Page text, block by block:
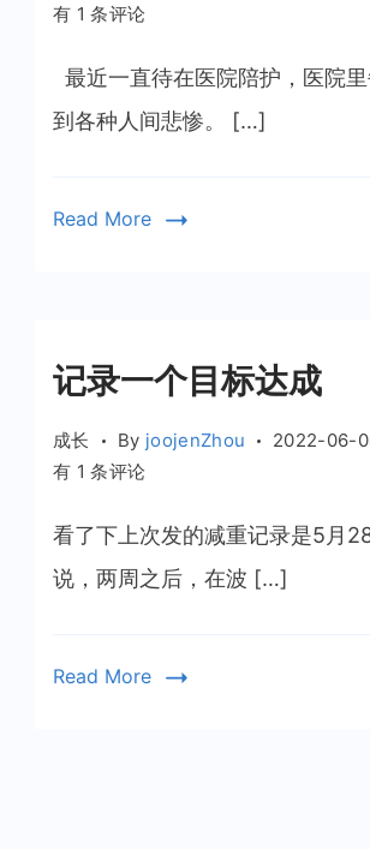
减
是
刻
不
的
有 1 条评论
最近一直待在医院陪护，医院
到各种人间悲惨。 […]
Read More
记录一个目标达成
成长 By joojenZhou
2022-06-
记
一
个
目
成
有 1 条评论
看了下上次发的减重记录是5月
说，两周之后，在波 […]
Read More